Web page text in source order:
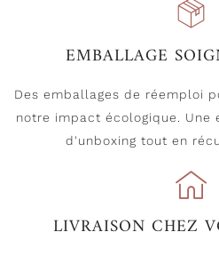
EMBALLAGE
Des emballages de réemploi
notre impact écologique. Une
d'unboxing tout en
LIVRAISON CHEZ